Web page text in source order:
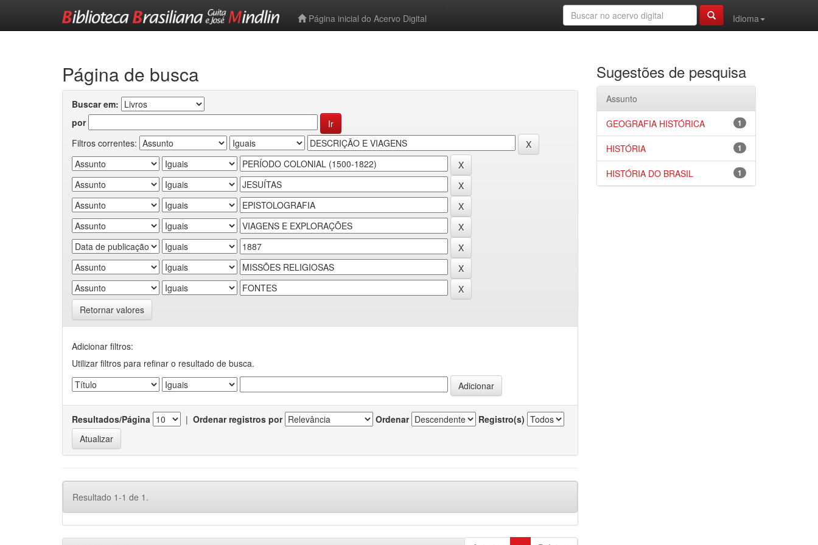
Página inicial do Acervo Digital
Idioma
Página de busca
Buscar em:
por
Filtros correntes:
Retornar valores
Adicionar filtros:
Utilizar filtros para refinar o resultado de busca.
Resultados/Página | Ordenar registros por Ordenar Registro(s)
Resultado 1-1 de 1.
Sugestões de pesquisa
Assunto
1
GEOGRAFIA HISTÓRICA
1
HISTÓRIA
1
HISTÓRIA DO BRASIL